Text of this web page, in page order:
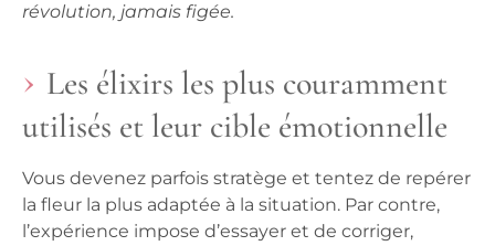
révolution, jamais figée.
Les élixirs les plus couramment
utilisés et leur cible émotionnelle
Vous devenez parfois stratège et tentez de repérer
la fleur la plus adaptée à la situation. Par contre,
l’expérience impose d’essayer et de corriger,